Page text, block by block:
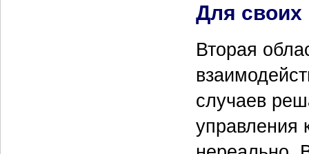
Для своих
Вторая
случаев
управления